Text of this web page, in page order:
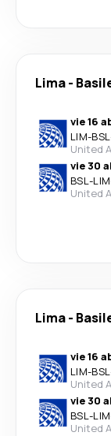
Lima-
vie 16
LIM-BSL
United
vie 30
BSL-LIM
United
Lima-
vie 16
LIM-BSL
United
vie 30
BSL-LIM
United